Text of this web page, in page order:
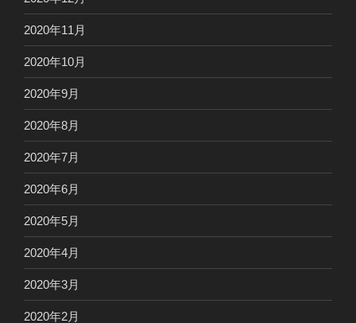
2020年11月
2020年10月
2020年9月
2020年8月
2020年7月
2020年6月
2020年5月
2020年4月
2020年3月
2020年2月